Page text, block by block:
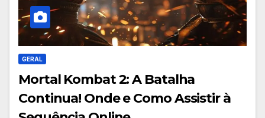
GERAL
Mortal Kombat 2: A Batalha
Continua! Onde e Como Assistir à